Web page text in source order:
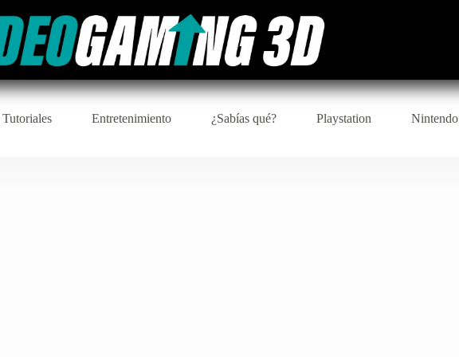
Entretenimiento ¿Sabías qué? Playstation Nintendo